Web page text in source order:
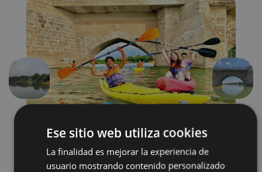
Précédent Suivant
Ese sitio web utiliza cookies
La finalidad es mejorar la experiencia de
usuario mostrando contenido personalizado